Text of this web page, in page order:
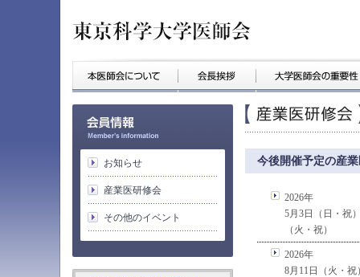
お知らせ
産業医研修会
その他のイベント
今後開催予定の産
2026年
5月3日（日・祝
（火・祝）
2026年
8月11日（火・祝